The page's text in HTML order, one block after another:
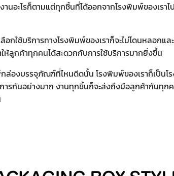
อะไรก็ตามแต่ทุกชิ้นที่ได้ออกจากโรงพิมพ์ของเร
อกใช้บริการทางโรงพิมพ์ของเราก็จะไม่โดนหลอก
ลูกค้าทุกคนได้สะดวกกับการใช้บริการมากยิ่งขึ้น
ล่องบรรจุภัณฑ์ที่ไหนดีดนั้น โรงพิมพ์ของเราก็เป็
ารกันอย่างมาก งานทุกชิ้นก็จะส่งถึงมือลูกค้ากันทุก